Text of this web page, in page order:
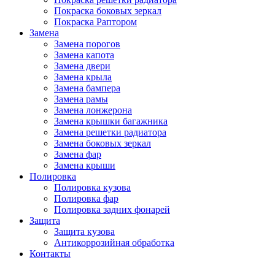
Покраска боковых зеркал
Покраска Раптором
Замена
Замена порогов
Замена капота
Замена двери
Замена крыла
Замена бампера
Замена рамы
Замена лонжерона
Замена крышки багажника
Замена решетки радиатора
Замена боковых зеркал
Замена фар
Замена крыши
Полировка
Полировка кузова
Полировка фар
Полировка задних фонарей
Защита
Защита кузова
Антикоррозийная обработка
Контакты